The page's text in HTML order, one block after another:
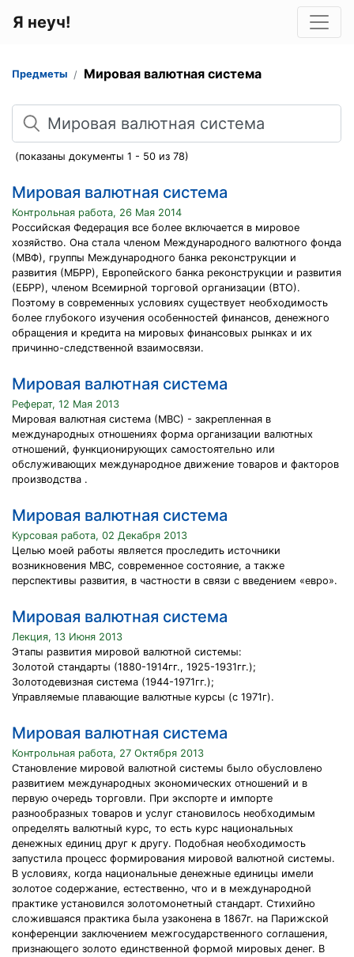
Я неуч!
Предметы Мировая валютная система
Поиск
(показаны документы 1 - 50 из 78)
Мировая валютная система
Контрольная работа, 26 Мая 2014
Российская Федерация все более включается в мировое
хозяйство. Она стала членом Международного валютного фонда
(МВФ), группы Международного банка реконструкции и
развития (МБРР), Европейского банка реконструкции и развития
(ЕБРР), членом Всемирной торговой организации (ВТО).
Поэтому в современных условиях существует необходимость
более глубокого изучения особенностей финансов, денежного
обращения и кредита на мировых финансовых рынках и их
причинно-следственной взаимосвязи.
Мировая валютная система
Реферат, 12 Мая 2013
Мировая валютная система (МВС) - закрепленная в
международных отношениях форма организации валютных
отношений, функционирующих самостоятельно или
обслуживающих международное движение товаров и факторов
производства .
Мировая валютная система
Курсовая работа, 02 Декабря 2013
Целью моей работы является проследить источники
возникновения МВС, современное состояние, а также
перспективы развития, в частности в связи с введением «евро».
Мировая валютная система
Лекция, 13 Июня 2013
Этапы развития мировой валютной системы:
Золотой стандарты (1880-1914гг., 1925-1931гг.);
Золотодевизная система (1944-1971гг.);
Управляемые плавающие валютные курсы (с 1971г).
Мировая валютная система
Контрольная работа, 27 Октября 2013
Становление мировой валютной системы было обусловлено
развитием международных экономических отношений и в
первую очередь торговли. При экспорте и импорте
разнообразных товаров и услуг становилось необходимым
определять валютный курс, то есть курс национальных
денежных единиц друг к другу. Подобная необходимость
запустила процесс формирования мировой валютной системы.
В условиях, когда национальные денежные единицы имели
золотое содержание, естественно, что и в международной
практике установился золотомонетный стандарт. Стихийно
сложившаяся практика была узаконена в 1867г. на Парижской
конференции заключением межгосударственного соглашения,
признающего золото единственной формой мировых денег. В